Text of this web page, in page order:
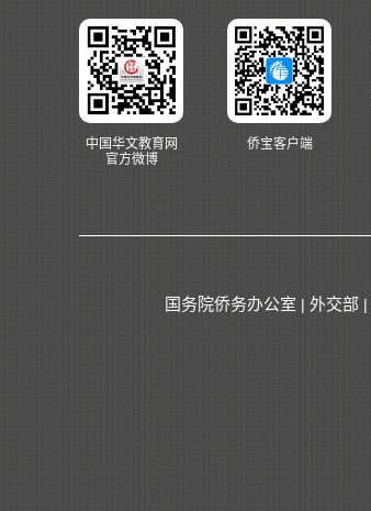
中国华文教育网
官方微博
侨宝客户端
国务院侨务办公室 | 外交部 |